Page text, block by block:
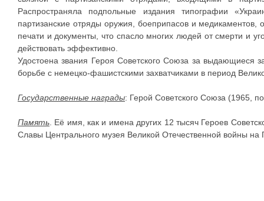
Распространяла подпольные издания типографии
партизанские отряды оружия, боеприпасов и
печати и документы, что спасло многих людей от смерти и
действовать эффективно.
Удостоена звания Героя Советского Союза за выдающиеся
борьбе с немецко-фашистскими захватчиками в период
Государственные награды: Герой Советского Союза (1965,
Память . Её имя, как и имена других 12 тысяч Героев
Славы Центрального музея Великой Отечественной войны на